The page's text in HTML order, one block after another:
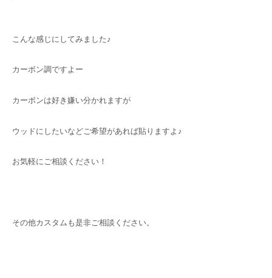
こんな感じにしてみました♪
カーボン調ですよー
カーボンは好き嫌い分かれますが
ウッドにしたいなどご希望があれば貼りますよ♪
お気軽にご相談ください！
その他カスタムも是非ご相談ください。